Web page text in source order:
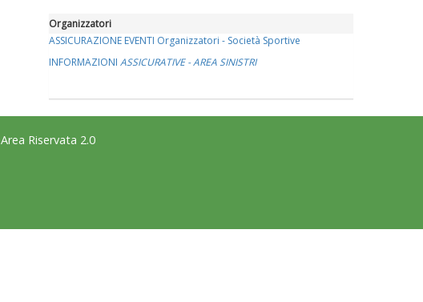
Organizzatori
ASSICURAZIONE EVENTI Organizzatori - Società Sportive
INFORMAZIONI ASSICURATIVE - AREA SINISTRI
Area Riservata 2.0